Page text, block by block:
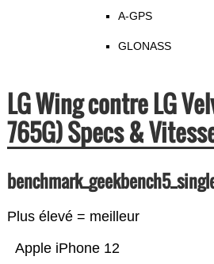
A-GPS
GLONASS
LG Wing contre LG
765G) Specs &
Plus élevé = meilleur
Apple iPhone 12